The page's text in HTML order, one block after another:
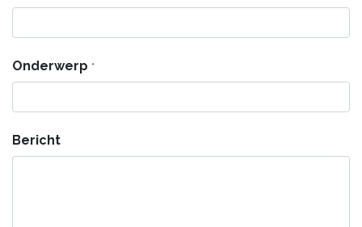
Onderwerp *
Bericht